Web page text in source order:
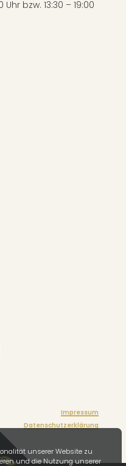
unserer Website zu
und die Nutzung unserer
bzw. 13:30 – 19:00
Impressum
Datenschutzerklärung